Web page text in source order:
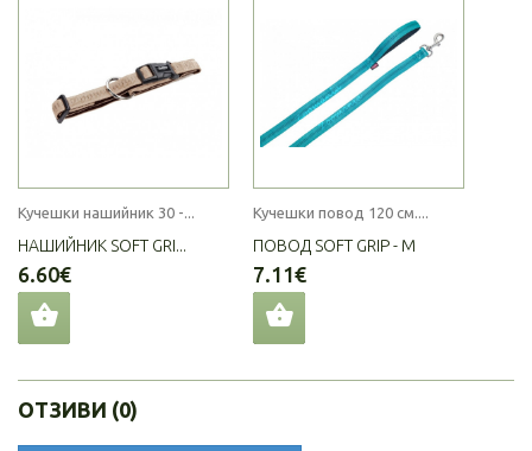
Кучешки нашийник 30 -...
НАШИЙНИК SOFT GRI...
6.60€
Кучешки повод 120 см....
ПОВОД SOFT GRIP - M
7.11€
ОТЗИВИ (0)